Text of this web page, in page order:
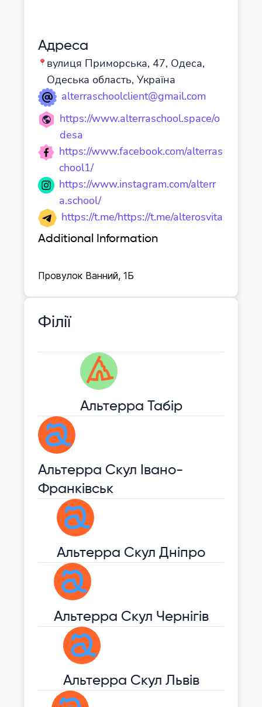
Адреса
вулиця Приморська, 47, Одеса,
Одеська область, Україна
alterraschoolclient@gmail.com
https://www.alterraschool.space/o
desa
https://www.facebook.com/alterras
chool1/
https://www.instagram.com/alterr
a.school/
https://t.me/https://t.me/alterosvita
Additional Information
Провулок Ванний, 1Б
Філії
Альтерра Табір
Альтерра Скул Івано-
Франківськ
Альтерра Скул Дніпро
Aльтерра Скул Чернігів
Альтерра Скул Львів